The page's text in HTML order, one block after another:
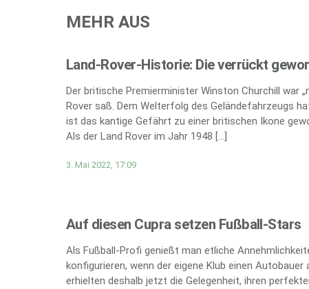
MEHR AUS
Land-Rover-Historie: Die verrückt
Der britische Premierminister Winston Churchill war
Rover saß. Dem Welterfolg des Geländefahrzeugs
ist das kantige Gefährt zu einer britischen Ikone
Als der Land Rover im Jahr 1948 […]
3. Mai 2022, 17:09
Auf diesen Cupra setzen Fußball-Stars
Als Fußball-Profi genießt man etliche
konfigurieren, wenn der eigene Klub einen
erhielten deshalb jetzt die Gelegenheit, ihren